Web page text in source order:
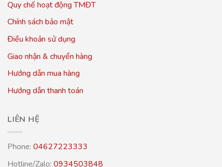
Quy chế hoạt động TMĐT
Chính sách bảo mật
Điều khoản sử dụng
Giao nhận & chuyển hàng
Hướng dẫn mua hàng
Hướng dẫn thanh toán
LIÊN HỆ
Phone: 04627223333
Hotline/Zalo: 0934503848